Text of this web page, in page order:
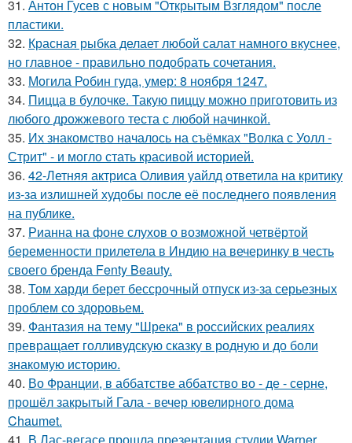
31. Антон Гусев с новым "Открытым Взглядом" после
пластики.
32. Красная рыбка делает любой салат намного вкуснее,
но главное - правильно подобрать сочетания.
33. Могила Робин гуда, умер: 8 ноября 1247.
34. Пицца в булочке. Такую пиццу можно приготовить из
любого дрожжевого теста с любой начинкой.
35. Их знакомство началось на съёмках "Волка с Уолл -
Стрит" - и могло стать красивой историей.
36. 42-Летняя актриса Оливия уайлд ответила на критику
из-за излишней худобы после её последнего появления
на публике.
37. Рианна на фоне слухов о возможной четвёртой
беременности прилетела в Индию на вечеринку в честь
своего бренда Fenty Beauty.
38. Том харди берет бессрочный отпуск из-за серьезных
проблем со здоровьем.
39. Фантазия на тему "Шрека" в российских реалиях
превращает голливудскую сказку в родную и до боли
знакомую историю.
40. Во Франции, в аббатстве аббатство во - де - серне,
прошёл закрытый Гала - вечер ювелирного дома
Chaumet.